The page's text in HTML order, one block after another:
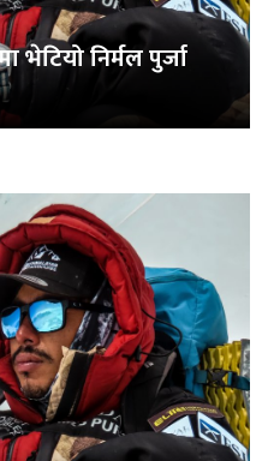
भेटियो निर्मल पुर्जा